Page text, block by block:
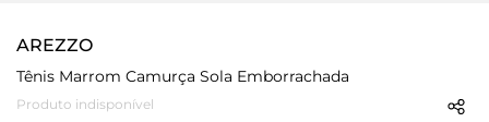
AREZZO
Tênis Marrom Camurça Sola Emborrachada
Produto indisponível